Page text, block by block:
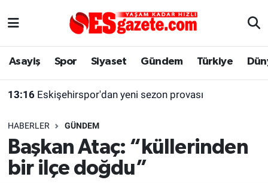
Asayiş Spor Siyaset Gündem Türkiye
13:16 Eskişehirspor'dan yeni sezon provası
HABERLER GÜNDEM
Başkan Ataç: “küllerinden
bir ilçe doğdu”
Asayiş
Gündem
Türkiye
Yaşam
Eskişehirspor Arşivi
Eskişehir Arşivi
Eskişehir Nöbetçi Eczaneler
Süper Lig Puan Durumu ve Fikstür
Tüm Manşetler